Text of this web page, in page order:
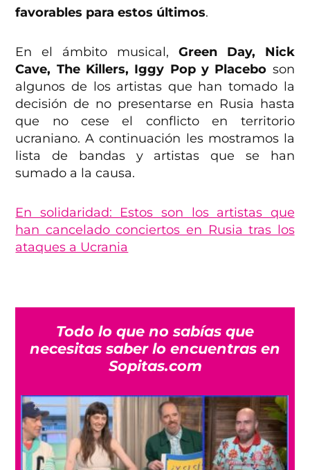
favorables para estos últimos.
En el ámbito musical, Green Day, Nick
Cave, The Killers, Iggy Pop y Placebo son
algunos de los artistas que han tomado la
decisión de no presentarse en Rusia hasta
que no cese el conflicto en territorio
ucraniano. A continuación les mostramos la
lista de bandas y artistas que se han
sumado a la causa.
En solidaridad: Estos son los artistas que
han cancelado conciertos en Rusia tras los
ataques a Ucrania
Todo lo que no sabías que
necesitas saber lo encuentras en
Sopitas.com